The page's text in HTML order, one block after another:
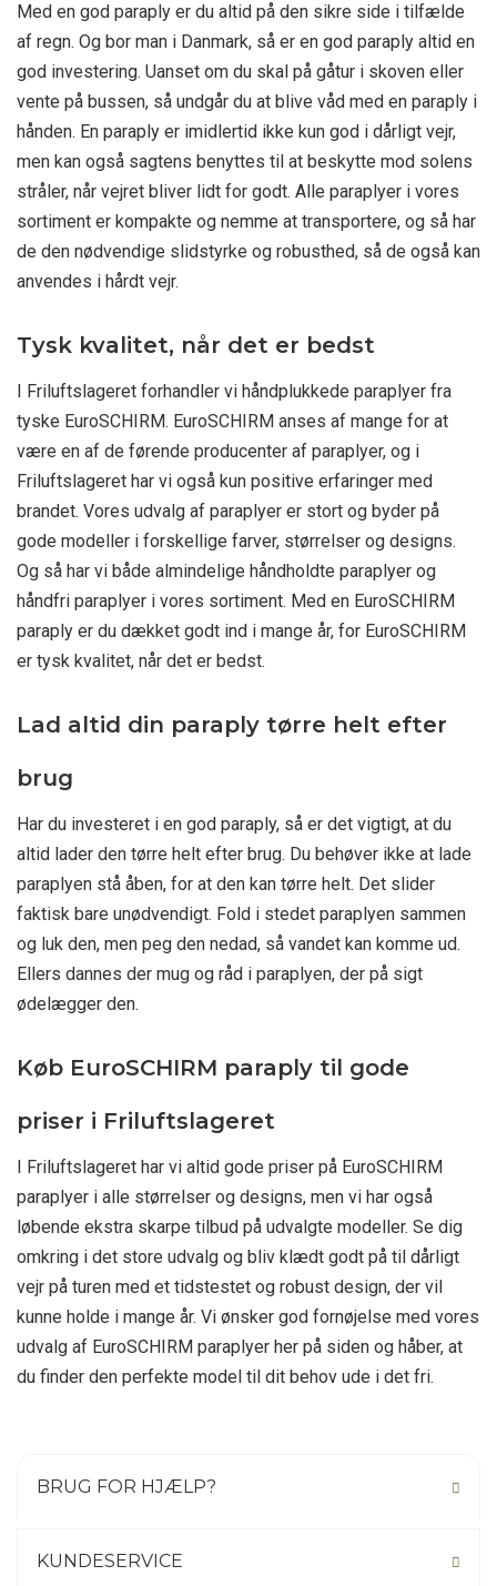
Med en god paraply er du altid på den sikre side i tilfælde
af regn. Og bor man i Danmark, så er en god paraply altid en
god investering. Uanset om du skal på gåtur i skoven eller
vente på bussen, så undgår du at blive våd med en paraply i
hånden. En paraply er imidlertid ikke kun god i dårligt vejr,
men kan også sagtens benyttes til at beskytte mod solens
stråler, når vejret bliver lidt for godt. Alle paraplyer i vores
sortiment er kompakte og nemme at transportere, og så har
de den nødvendige slidstyrke og robusthed, så de også kan
anvendes i hårdt vejr.
Tysk kvalitet, når det er bedst
I Friluftslageret forhandler vi håndplukkede paraplyer fra
tyske EuroSCHIRM. EuroSCHIRM anses af mange for at
være en af de førende producenter af paraplyer, og i
Friluftslageret har vi også kun positive erfaringer med
brandet. Vores udvalg af paraplyer er stort og byder på
gode modeller i forskellige farver, størrelser og designs.
Og så har vi både almindelige håndholdte paraplyer og
håndfri paraplyer i vores sortiment. Med en EuroSCHIRM
paraply er du dækket godt ind i mange år, for EuroSCHIRM
er tysk kvalitet, når det er bedst.
Lad altid din paraply tørre helt efter
brug
Har du investeret i en god paraply, så er det vigtigt, at du
altid lader den tørre helt efter brug. Du behøver ikke at lade
paraplyen stå åben, for at den kan tørre helt. Det slider
faktisk bare unødvendigt. Fold i stedet paraplyen sammen
og luk den, men peg den nedad, så vandet kan komme ud.
Ellers dannes der mug og råd i paraplyen, der på sigt
ødelægger den.
Køb EuroSCHIRM paraply til gode
priser i Friluftslageret
I Friluftslageret har vi altid gode priser på EuroSCHIRM
paraplyer i alle størrelser og designs, men vi har også
løbende ekstra skarpe tilbud på udvalgte modeller. Se dig
omkring i det store udvalg og bliv klædt godt på til dårligt
vejr på turen med et tidstestet og robust design, der vil
kunne holde i mange år. Vi ønsker god fornøjelse med vores
udvalg af EuroSCHIRM paraplyer her på siden og håber, at
du finder den perfekte model til dit behov ude i det fri.
BRUG FOR HJÆLP?
KUNDESERVICE